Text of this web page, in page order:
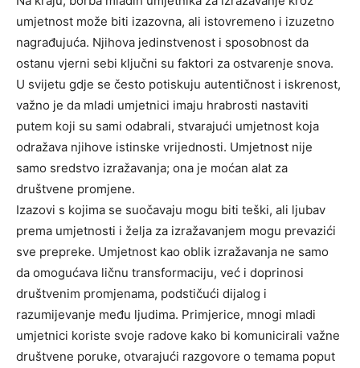
umjetnost može biti izazovna, ali istovremeno i izuzetno
nagrađujuća. Njihova jedinstvenost i sposobnost da
ostanu vjerni sebi ključni su faktori za ostvarenje snova.
U svijetu gdje se često potiskuju autentičnost i iskrenost,
važno je da mladi umjetnici imaju hrabrosti nastaviti
putem koji su sami odabrali, stvarajući umjetnost koja
odražava njihove istinske vrijednosti. Umjetnost nije
samo sredstvo izražavanja; ona je moćan alat za
društvene promjene.
Izazovi s kojima se suočavaju mogu biti teški, ali ljubav
prema umjetnosti i želja za izražavanjem mogu prevazići
sve prepreke. Umjetnost kao oblik izražavanja ne samo
da omogućava ličnu transformaciju, već i doprinosi
društvenim promjenama, podstičući dijalog i
razumijevanje među ljudima. Primjerice, mnogi mladi
umjetnici koriste svoje radove kako bi komunicirali važne
društvene poruke, otvarajući razgovore o temama poput